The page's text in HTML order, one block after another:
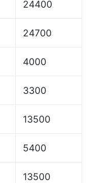
24400
24700
4000
3300
13500
5400
13500